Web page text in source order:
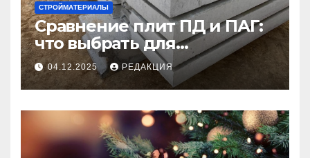
СТРОЙМАТЕРИАЛЫ
Сравнение плит ПД и ПАГ:
что выбрать для
долговечного и прочного
покрытия
04.12.2025 РЕДАКЦИЯ